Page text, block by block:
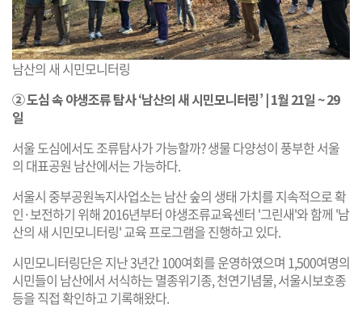
남산의 새 시민모니터링
② 도심 속 야생조류 탐사 ‘남산의 새 시민모니터링’ | 1월 21일 ~ 29
일
서울 도심에서도 조류탐사가 가능할까? 생물 다양성이 풍부한 서울
의 대표공원 남산에서는 가능하다.
서울시 중부공원녹지사업소는 남산 숲의 생태 가치를 지속적으로 확
인·보전하기 위해 2016년부터 야생조류교육센터 '그린새'와 함께 '남
산의 새 시민모니터링' 교육 프로그램을 진행하고 있다.
시민모니터링단은 지난 3년간 100여회를 운영하였으며 1,500여명의
시민들이 남산에서 서식하는 멸종위기종, 천연기념물, 서울시보호종
등을 직접 확인하고 기록해왔다.